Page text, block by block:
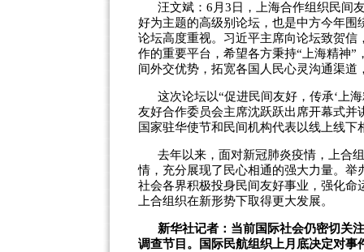
汪文斌：6月3日，上海合作组织民间
好为主题的高级别论坛，也是中方今年
论坛高度重视。习近平主席向论坛致贺
作的重要平台，希望各方秉持“上海精神
间外交优势，拓宽各国人民心灵沟通渠
这次论坛以“促进民间友好，传承‘上
友好合作委员会主席沈跃跃出席开幕式
国家驻华使节和民间机构代表以线上线下
去年以来，面对新冠肺炎疫情，上合
情，充分展现了民心相通的强大力量。
社会各界积极投身民间友好事业，强化
上合组织在新形势下取得更大发展。
新华社记者：当前国际社会仍密切关
调查节目。国际民航组织上月底决定对